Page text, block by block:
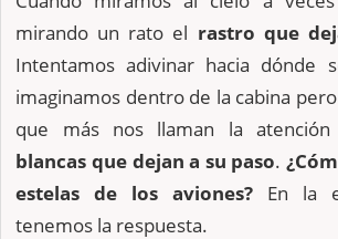
mirando un rato el rastro que
Intentamos adivinar hacia dónde
imaginamos dentro de la cabina
que más nos llaman la atención
blancas que dejan a su paso.
estelas de los aviones? En la
tenemos la respuesta.